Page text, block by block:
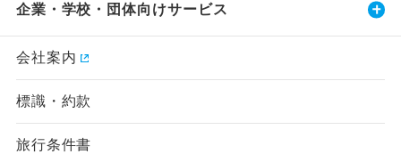
企業・学校・団体向けサービス
会社案内
標識・約款
旅行条件書